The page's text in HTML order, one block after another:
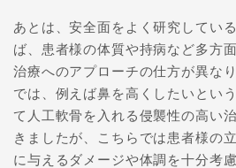
あとは、安全面をよく研究してい
ば、患者様の体質や持病など多方
治療へのアプローチの仕方が異な
では、例えば鼻を高くしたいとい
て人工軟骨を入れる侵襲性の高い
きましたが、こちらでは患者様の
に与えるダメージや体調を十分考